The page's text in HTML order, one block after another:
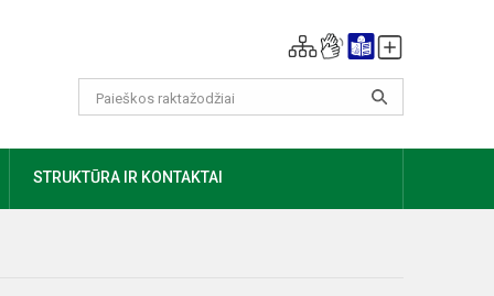
STRUKTŪRA IR KONTAKTAI